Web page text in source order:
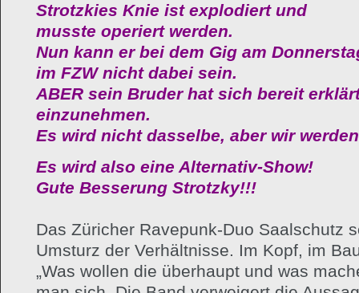
Strotzkies Knie ist explodiert und
musste operiert werden.
Nun kann er bei dem Gig am
im FZW nicht dabei sein.
ABER sein Bruder hat sich bereit
einzunehmen.
Es wird nicht dasselbe, aber wir
Es wird also eine Alternativ-Show!
Gute Besserung Strotzky!!!
Das Züricher Ravepunk-Duo Saalschutz
Umsturz der Verhältnisse. Im Kopf, im
„Was wollen die überhaupt und was